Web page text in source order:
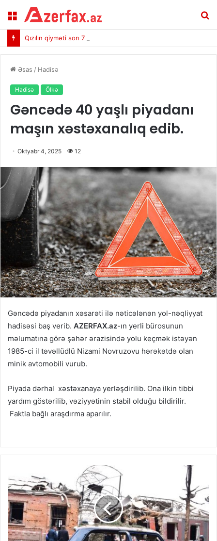
Menu
Qızılın qiyməti son 7 həftənin ən yüksək həddinə çatdı
Əsas / Hadisə
Hadisə Ölkə
Gəncədə 40 yaşlı piyadanı
maşın xəstəxanalıq edib.
Oktyabr 4, 2025 12
Gəncədə piyadanın xəsarəti ilə nəticələnən yol-nəqliyyat
hadisəsi baş verib. AZERFAX.az-ın yerli bürosunun
məlumatına görə şəhər ərazisində yolu keçmək istəyən
1985-ci il təvəllüdlü Nizami Novruzovu hərəkətdə olan
minik avtomobili vurub.
Piyada dərhal xəstəxanaya yerləşdirilib. Ona ilkin tibbi
yardım göstərilib, vəziyyətinin stabil olduğu bildirilir.
Faktla bağlı araşdırma aparılır.